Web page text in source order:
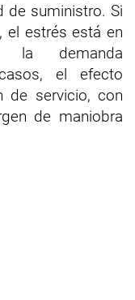
de suministro. Si
el estrés está en
la demanda
el efecto
de servicio, con
de maniobra